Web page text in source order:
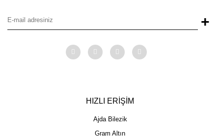
+
HIZLI ERİŞİM
Ajda Bilezik
Gram Altın